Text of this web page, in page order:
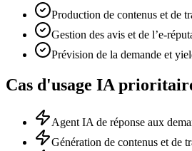
Production de contenus et de
Gestion des avis et de l’e-
Prévision de la demande et
Cas d'usage IA
Agent IA de réponse aux
Génération de contenus et de